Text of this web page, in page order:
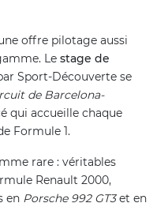
offre pilotage aussi
Le stage de
Sport-Découverte se
de Barcelona-
qui accueille chaque
Formule 1.
rare : véritables
Renault 2000,
en Porsche 992 GT3et en